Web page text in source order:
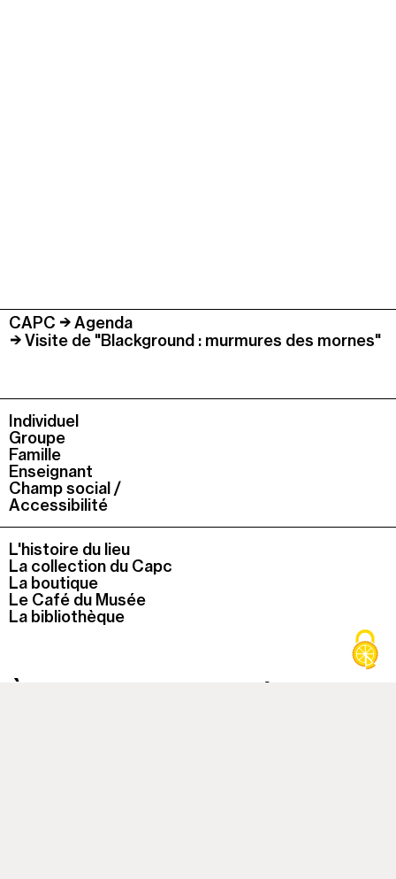
CAPC
Agenda
Visite de "Blackground : murmures des mornes"
Individuel
Groupe
Famille
Enseignant
Champ social /
Accessibilité
L'histoire du lieu
La collection du Capc
La boutique
Le Café du Musée
La bibliothèque
À cette heure, le musée est